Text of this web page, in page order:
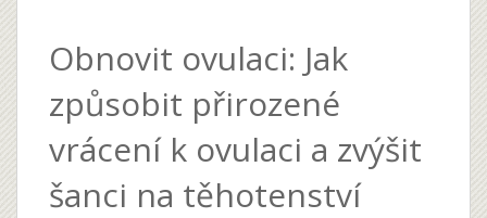
Obnovit ovulaci: Jak
způsobit přirozené
vrácení k ovulaci a zvýšit
šanci na těhotenství